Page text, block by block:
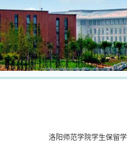
洛阳师范学院学生保留